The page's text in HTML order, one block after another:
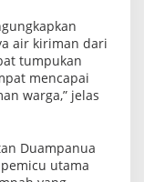
air kiriman dari
tumpukan
mencapai
warga,” jelas
Duampanua
utama